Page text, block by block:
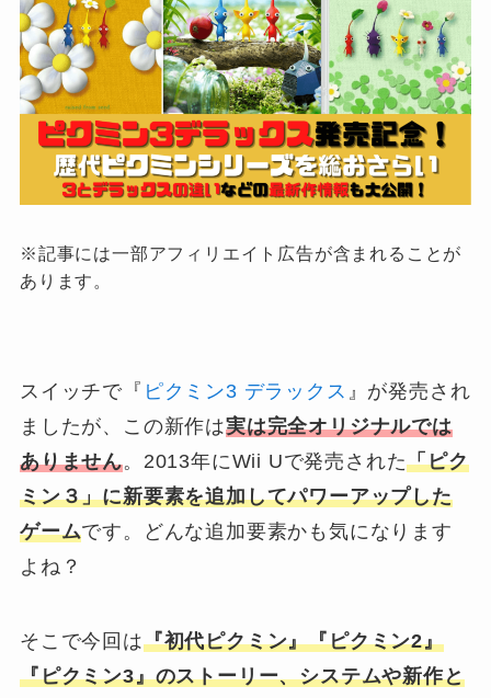
※記事には一部アフィリエイト広告が含まれることが
あります。
スイッチで『 ピクミン3 デラックス 』が発売され
ましたが、この新作は実は完全オリジナルでは
ありません。2013年にWii Uで発売された「ピク
ミン３」に新要素を追加してパワーアップした
ゲームです。どんな追加要素かも気になります
よね？
そこで今回は『初代ピクミン』『ピクミン2』
『ピクミン3』のストーリー、システムや新作と